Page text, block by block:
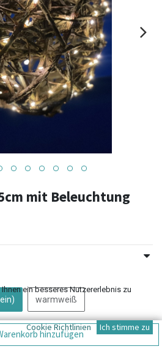
hinzufügen
mit Beleuchtung
warmweiß
ein besseres Nutzererlebnis zu
Cookie Richtlinien Ich stimme zu